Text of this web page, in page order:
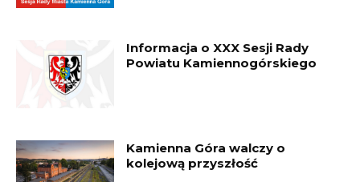
Informacja o XXX Sesji Rady
Powiatu Kamiennogórskiego
Kamienna Góra walczy o
kolejową przyszłość